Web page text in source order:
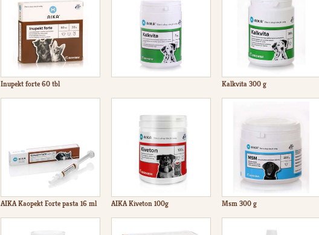
Inupekt forte 60 tbl Kalkvita 300 g
AIKA Kaopekt Forte pasta 16 ml AIKA Kiveton 100g Msm 300 g